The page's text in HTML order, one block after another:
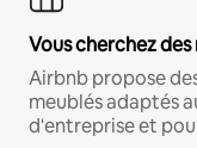
Vous cherchez
Airbnb propose
meublés adaptés
d'entreprise et